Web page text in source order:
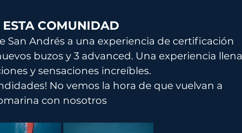
COMUNIDAD
San Andrés a una experiencia de certificación
buzos y 3 advanced. Una experiencia llena
y sensaciones increíbles.
No vemos la hora de que vuelvan a
con nosotros